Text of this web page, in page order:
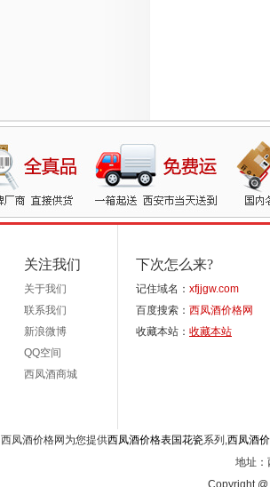
关注我们
关于我们
联系我们
新浪微博
QQ空间
西凤酒商城
下次怎么来?
记住域名： xfjjgw.com
百度搜索： 西凤酒价格网
收藏本站： 收藏本站
西凤酒价格网为您提供西凤酒价格表国花瓷系列,西凤酒
地址
Copyright